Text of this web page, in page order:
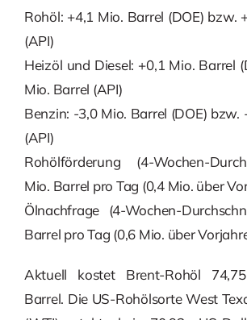
Rohöl: +4,1 Mio. Barrel (DOE) bzw.
(API)
Heizöl und Diesel: +0,1 Mio. Barrel
Mio. Barrel (API)
Benzin: -3,0 Mio. Barrel (DOE) bzw.
(API)
Rohölförderung (4-Wochen-
Mio. Barrel pro Tag (0,4 Mio. über
Ölnachfrage (4-Wochen-
Barrel pro Tag (0,6 Mio. über
Aktuell kostet Brent-Rohöl
Barrel. Die US-Rohölsorte West